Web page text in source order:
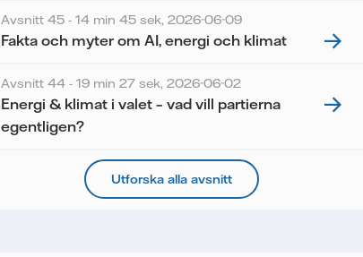
Avsnitt 45 - 14 min 45 sek, 2026-06-09
Fakta och myter om AI, energi och klimat
Avsnitt 44 - 19 min 27 sek, 2026-06-02
Energi & klimat i valet – vad vill partierna
egentligen?
Utforska alla avsnitt